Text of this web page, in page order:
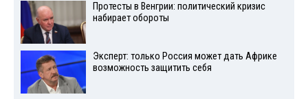
Протесты в Венгрии: политический кризис
набирает обороты
Эксперт: только Россия может дать Африке
возможность защитить себя